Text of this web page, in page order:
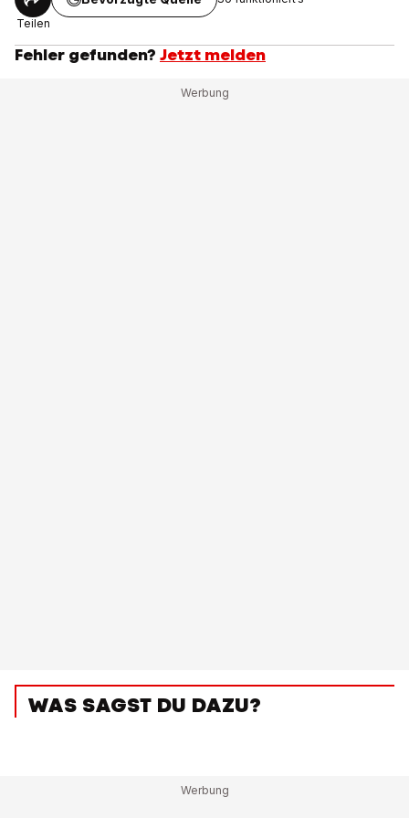
Teilen
Fehler gefunden? Jetzt melden
WAS SAGST DU DAZU?